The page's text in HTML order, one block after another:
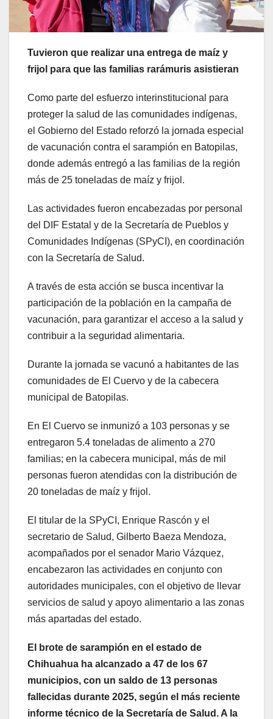
Tuvieron que realizar una entrega de maíz y
frijol para que las familias rarámuris asistieran
Como parte del esfuerzo interinstitucional para
proteger la salud de las comunidades indígenas,
el Gobierno del Estado reforzó la jornada especial
de vacunación contra el sarampión en Batopilas,
donde además entregó a las familias de la región
más de 25 toneladas de maíz y frijol.
Las actividades fueron encabezadas por personal
del DIF Estatal y de la Secretaría de Pueblos y
Comunidades Indígenas (SPyCI), en coordinación
con la Secretaría de Salud.
A través de esta acción se busca incentivar la
participación de la población en la campaña de
vacunación, para garantizar el acceso a la salud y
contribuir a la seguridad alimentaria.
Durante la jornada se vacunó a habitantes de las
comunidades de El Cuervo y de la cabecera
municipal de Batopilas.
En El Cuervo se inmunizó a 103 personas y se
entregaron 5.4 toneladas de alimento a 270
familias; en la cabecera municipal, más de mil
personas fueron atendidas con la distribución de
20 toneladas de maíz y frijol.
El titular de la SPyCI, Enrique Rascón y el
secretario de Salud, Gilberto Baeza Mendoza,
acompañados por el senador Mario Vázquez,
encabezaron las actividades en conjunto con
autoridades municipales, con el objetivo de llevar
servicios de salud y apoyo alimentario a las zonas
más apartadas del estado.
El brote de sarampión en el estado de
Chihuahua ha alcanzado a 47 de los 67
municipios, con un saldo de 13 personas
fallecidas durante 2025, según el más reciente
informe técnico de la Secretaría de Salud. A la